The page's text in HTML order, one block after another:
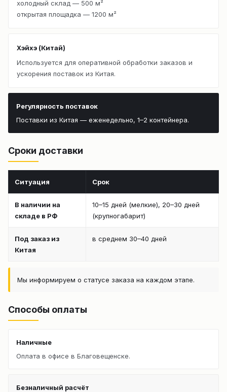
холодный склад — 500 м²
открытая площадка — 1200 м²
Хэйхэ (Китай)
Используется для оперативной обработки заказов и
ускорения поставок из Китая.
Регулярность поставок
Поставки из Китая — еженедельно, 1–2 контейнера.
Сроки доставки
Ситуация Срок
В наличии на
складе в РФ
10–15 дней (мелкие), 20–30 дней
(крупногабарит)
Под заказ из
Китая
в среднем 30–40 дней
Мы информируем о статусе заказа на каждом этапе.
Способы оплаты
Наличные
Оплата в офисе в Благовещенске.
Безналичный расчёт